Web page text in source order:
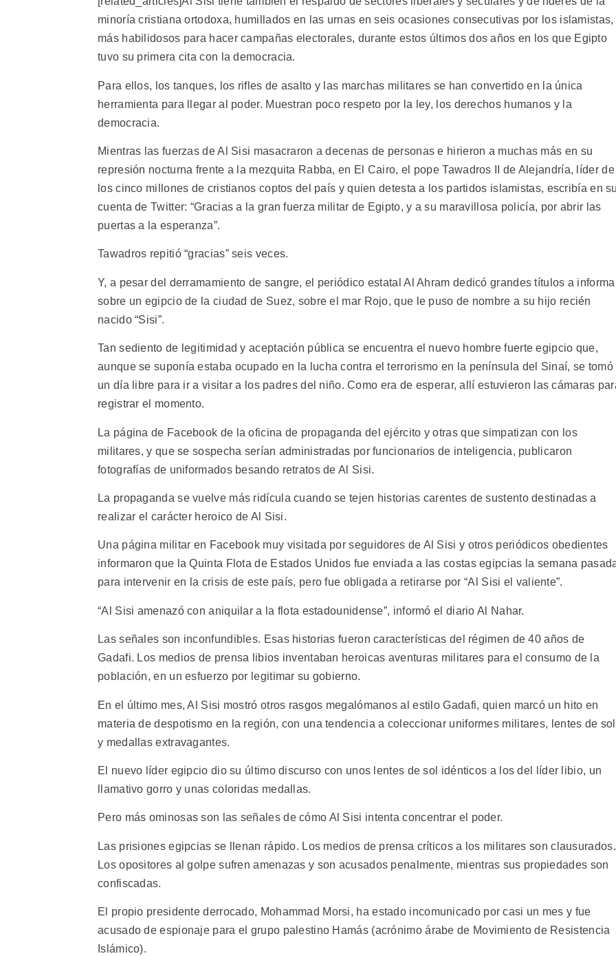
minoría cristiana ortodoxa, humillados en las urnas en seis ocasiones consecutivas por los islamistas,
más habilidosos para hacer campañas electorales, durante estos últimos dos años en los que Egipto
tuvo su primera cita con la democracia.
Para ellos, los tanques, los rifles de asalto y las marchas militares se han convertido en la única
herramienta para llegar al poder. Muestran poco respeto por la ley, los derechos humanos y la
democracia.
Mientras las fuerzas de Al Sisi masacraron a decenas de personas e hirieron a muchas más en su
represión nocturna frente a la mezquita Rabba, en El Cairo, el pope Tawadros II de Alejandría, líder de
los cinco millones de cristianos coptos del país y quien detesta a los partidos islamistas, escribía en
cuenta de Twitter: “Gracias a la gran fuerza militar de Egipto, y a su maravillosa policía, por abrir las
puertas a la esperanza”.
Tawadros repitió “gracias” seis veces.
Y, a pesar del derramamiento de sangre, el periódico estatal Al Ahram dedicó grandes títulos a
sobre un egipcio de la ciudad de Suez, sobre el mar Rojo, que le puso de nombre a su hijo recién
nacido “Sisi”.
Tan sediento de legitimidad y aceptación pública se encuentra el nuevo hombre fuerte egipcio que,
aunque se suponía estaba ocupado en la lucha contra el terrorismo en la península del Sinaí, se tomó
un día libre para ir a visitar a los padres del niño. Como era de esperar, allí estuvieron las cámaras
registrar el momento.
La página de Facebook de la oficina de propaganda del ejército y otras que simpatizan con los
militares, y que se sospecha serían administradas por funcionarios de inteligencia, publicaron
fotografías de uniformados besando retratos de Al Sisi.
La propaganda se vuelve más ridícula cuando se tejen historias carentes de sustento destinadas a
realizar el carácter heroico de Al Sisi.
Una página militar en Facebook muy visitada por seguidores de Al Sisi y otros periódicos obedientes
informaron que la Quinta Flota de Estados Unidos fue enviada a las costas egipcias la semana
para intervenir en la crisis de este país, pero fue obligada a retirarse por “Al Sisi el valiente”.
“Al Sisi amenazó con aniquilar a la flota estadounidense”, informó el diario Al Nahar.
Las señales son inconfundibles. Esas historias fueron características del régimen de 40 años de
Gadafi. Los medios de prensa libios inventaban heroicas aventuras militares para el consumo de la
población, en un esfuerzo por legitimar su gobierno.
En el último mes, Al Sisi mostró otros rasgos megalómanos al estilo Gadafi, quien marcó un hito en
materia de despotismo en la región, con una tendencia a coleccionar uniformes militares, lentes de sol
y medallas extravagantes.
El nuevo líder egipcio dio su último discurso con unos lentes de sol idénticos a los del líder libio, un
llamativo gorro y unas coloridas medallas.
Pero más ominosas son las señales de cómo Al Sisi intenta concentrar el poder.
Las prisiones egipcias se llenan rápido. Los medios de prensa críticos a los militares son clausurados.
Los opositores al golpe sufren amenazas y son acusados penalmente, mientras sus propiedades son
confiscadas.
El propio presidente derrocado, Mohammad Morsi, ha estado incomunicado por casi un mes y fue
acusado de espionaje para el grupo palestino Hamás (acrónimo árabe de Movimiento de Resistencia
Islámico).